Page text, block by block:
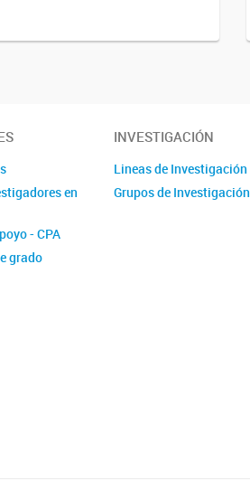
en
- CPA
grado
INVESTIGACIÓN
Lineas de Investigación
Grupos de Investigación